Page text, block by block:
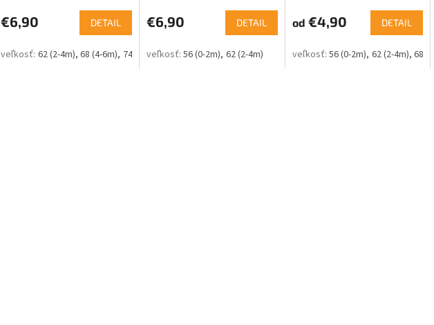
€6,90 DETAIL
62 (2-4m) 68 (4-6m) 74 (6-9m) 80 (9-12m)
€6,90 DETAIL
56 (0-2m) 62 (2-4m)
od €4,90 DETAIL
56 (0-2m) 62 (2-4m) 68